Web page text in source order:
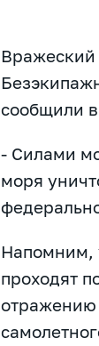
Вражеский
сообщили
- Силами
моря
Напомним,
проходят
отражению